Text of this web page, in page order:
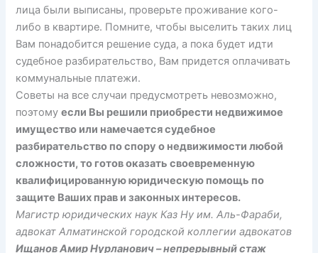
лица были выписаны, проверьте проживание кого-
либо в квартире. Помните, чтобы выселить таких лиц
Вам понадобится решение суда, а пока будет идти
судебное разбирательство, Вам придется оплачивать
коммунальные платежи.
Советы на все случаи предусмотреть невозможно,
поэтомуесли Вы решили приобрести недвижимое
имущество или намечается судебное
разбирательство по спору о недвижимости любой
сложности, то готов оказать своевременную
квалифицированную юридическую помощь по
защите Ваших прав и законных интересов.
Магистр юридических наук Каз Ну им. Аль-Фараби,
адвокат Алматинской городской коллегии адвокатов
Ищанов Амир Нурланович – непрерывный стаж